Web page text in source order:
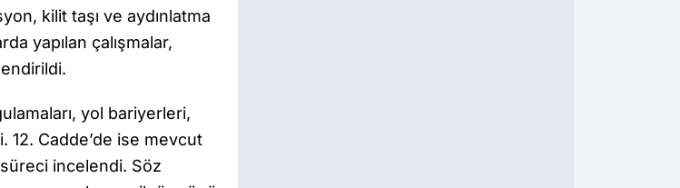
kilit taşı ve aydınlatma
yapılan çalışmalar,
yol bariyerleri,
12. Cadde’de ise mevcut
incelendi. Söz